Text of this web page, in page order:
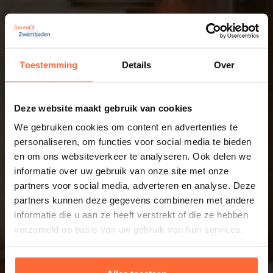
Toestemming Details Over
Deze website maakt gebruik van cookies
We gebruiken cookies om content en advertenties te
personaliseren, om functies voor social media te bieden
en om ons websiteverkeer te analyseren. Ook delen we
informatie over uw gebruik van onze site met onze
partners voor social media, adverteren en analyse. Deze
partners kunnen deze gegevens combineren met andere
informatie die u aan ze heeft verstrekt of die ze hebben
verzameld op basis van uw gebruik van hun services.
Informatie op maat? Kom